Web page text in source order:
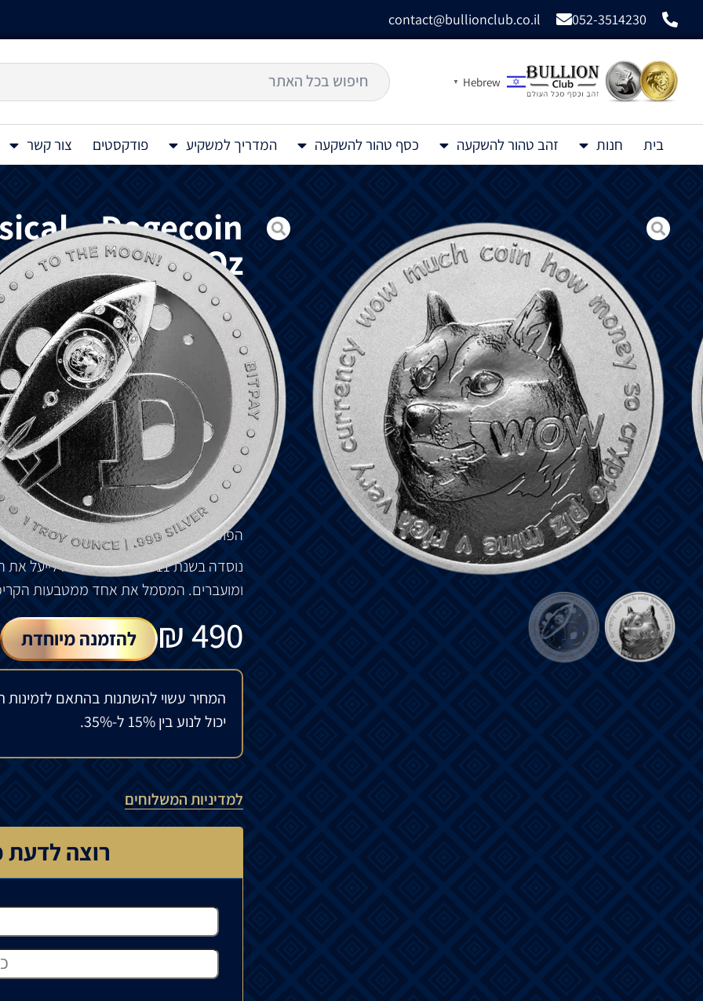
052-3514230
contact@bullionclub.co.il
Hebrew
▼
בית חנות זהב טהור להשקעה כסף טהור להשקעה המדריך למשקיע פודקסטים צור קשר
– Dogecoin
Silver Coin 1 Oz
Dogecoin Silver Coin 1 Ozבשיתוף
פנים :מציג את ה" דוג" Shiba Inu המזוהה
"WOW"
מוצגת והכלבמוקףבביטויים בסגנון
הפוך
מציגאתהדוג'הבטיסה,ביטוי
Dogecoin
בשנת2013, שני קודניםיצאוליצורמטבע
זכה
במהירות לפולחןבכת,כאשר אנשים
עדלשוויהשוקהנוכחישלושללמעלהמ-85
פופולריותבעולםהעסקים,כלומראילון
הפופולרית.
נוסדהבשנת2011, BitPay יצאהלייעלאת
ומועברים. המסמלאתאחד ממטבעות
490
₪ להזמנה מיוחדת
המחיר עשוי להשתנות בהתאם
יכול לנוע בין 15% ל-35%.
למדיניות המשלוחים
רוצה לדעת